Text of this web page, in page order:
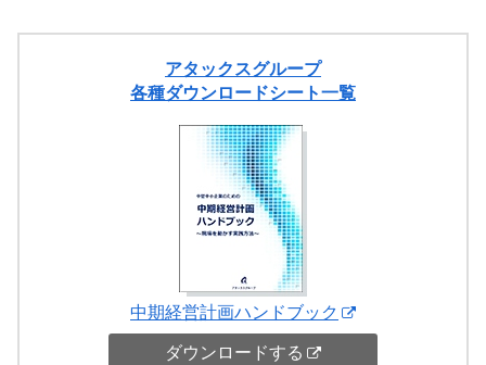
アタックスグループ
各種ダウンロードシート一覧
中期経営計画ハンドブック
ダウンロードする